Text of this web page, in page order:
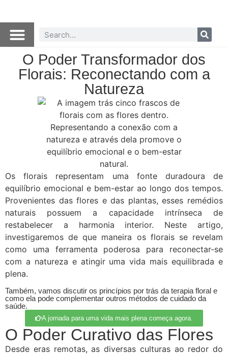
O Poder Transformador dos
Florais: Reconectando com a
Natureza
Os florais representam uma fonte duradoura de
equilíbrio emocional e bem-estar ao longo dos tempos.
Provenientes das flores e das plantas, esses remédios
naturais possuem a capacidade intrínseca de
restabelecer a harmonia interior. Neste artigo,
investigaremos de que maneira os florais se revelam
como uma ferramenta poderosa para reconectar-se
com a natureza e atingir uma vida mais equilibrada e
plena.
Também, vamos discutir os princípios por trás da terapia floral e
como ela pode complementar outros métodos de cuidado da
saúde.
A jornada para uma vida mais plena começa agora.
O Poder Curativo das Flores
Desde eras remotas, as diversas culturas ao redor do